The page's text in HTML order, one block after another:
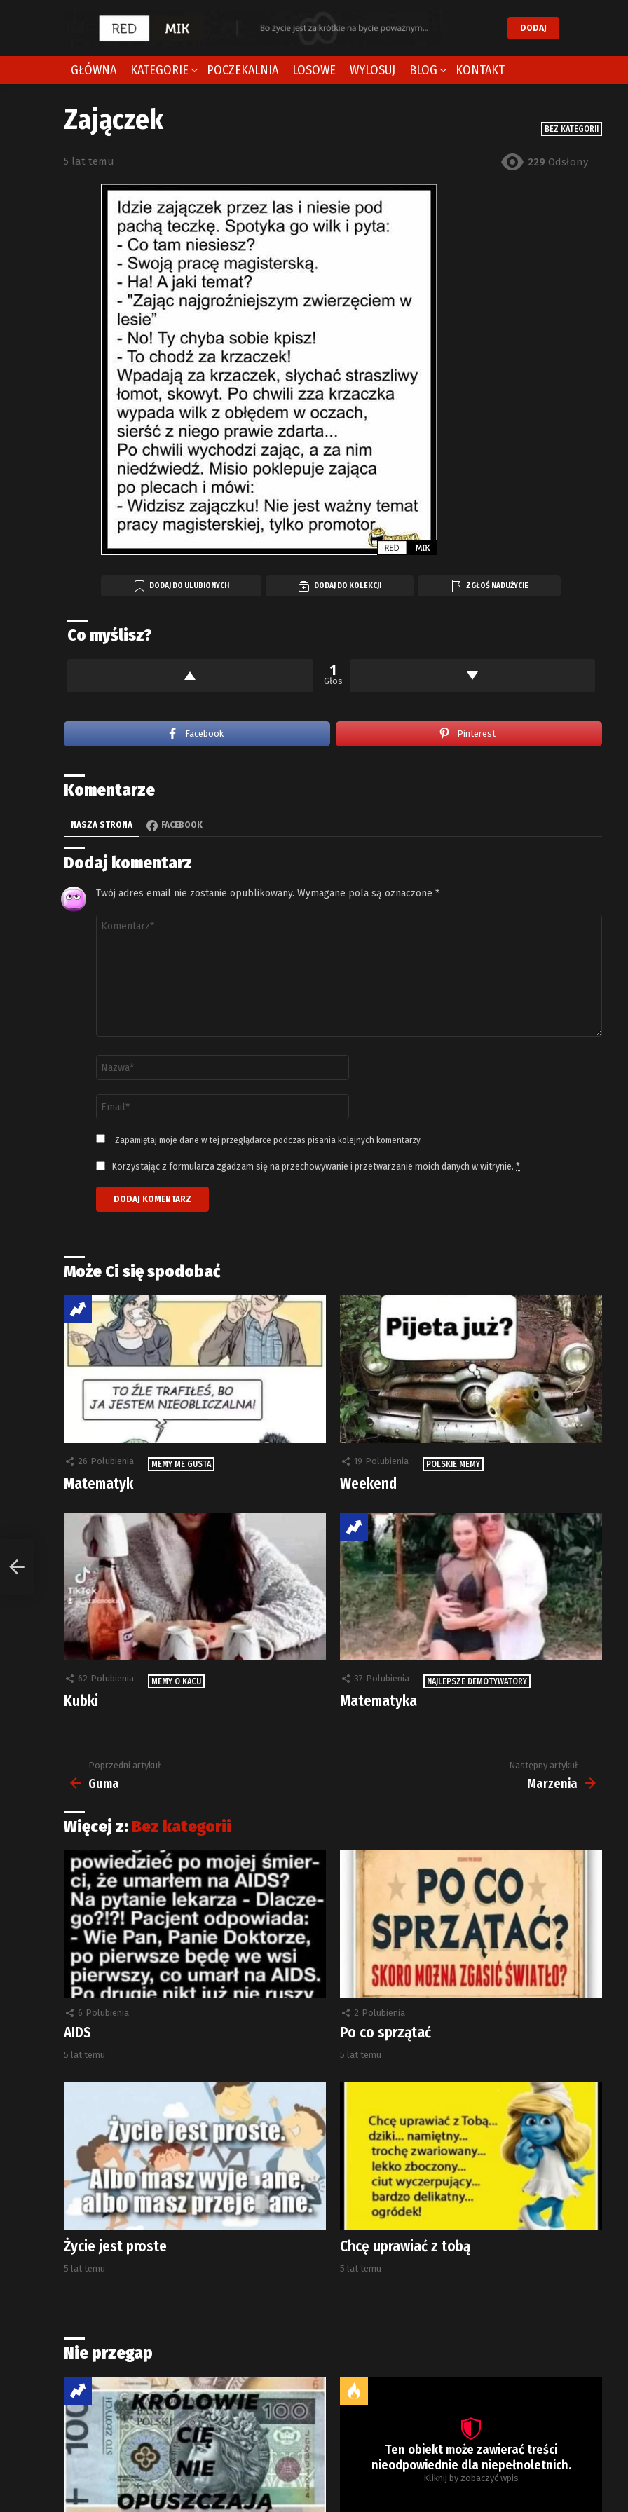
DODAJ
GŁÓWNA KATEGORIE POCZEKALNIA LOSOWE WYLOSUJ BLOG KONTAKT
BEZ KATEGORII
Zajączek
5 lat temu 229 Odsłony
DODAJ DO ULUBIONYCH DODAJ DO KOLEKCJI ZGŁOŚ NADUŻYCIE
Co myślisz?
1
Głos
Facebook Pinterest
Komentarze
NASZA STRONA FACEBOOK
Dodaj komentarz
Twój adres email nie zostanie opublikowany. Wymagane pola są oznaczone *
Komentarz
email
*
Zapamiętaj moje dane w tej przeglądarce podczas pisania kolejnych komentarzy.
Korzystając z formularza zgadzam się na przechowywanie i przetwarzanie moich danych w witrynie. *
Może Ci się spodobać
26 Polubienia MEMY ME GUSTA
Matematyk
19 Polubienia POLSKIE MEMY
Weekend
62 Polubienia MEMY O KACU
Kubki
37 Polubienia NAJLEPSZE DEMOTYWATORY
Matematyka
Zobacz
więcej
Poprzedni artykuł
Guma
Następny artykuł
Marzenia
Więcej z: Bez kategorii
6 Polubienia
AIDS
5 lat temu
2 Polubienia
Po co sprzątać
5 lat temu
Życie jest proste
5 lat temu
Chcę uprawiać z tobą
5 lat temu
Nie przegap
Ten obiekt może zawierać treści
nieodpowiednie dla niepełnoletnich.
Kliknij by zobaczyć wpis